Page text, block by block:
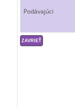
Podávajúci